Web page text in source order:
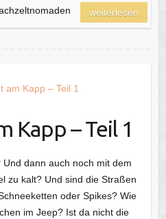
weiterlesen
Kapp – Teil 1
dann auch noch mit dem
zu kalt? Und sind die Straßen
oder Spikes? Wie
im Jeep? Ist da nicht die